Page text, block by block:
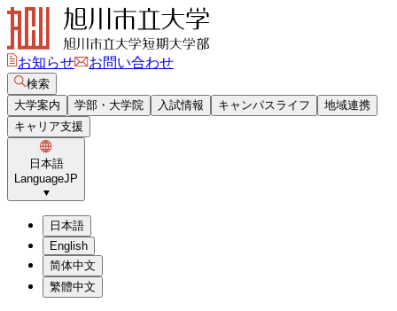
お知らせ お問い合わせ
検索
大学案内
学部・大学院 入試情報 キャンパスライフ
地域連携
キャリア支援
日本語
LanguageJP
日本語
English
简体中文
繁體中文